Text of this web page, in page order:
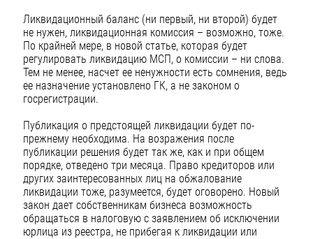
Ликвидационный баланс (ни первый, ни второй) будет
не нужен, ликвидационная комиссия – возможно, тоже.
По крайней мере, в новой статье, которая будет
регулировать ликвидацию МСП, о комиссии – ни слова.
Тем не менее, насчет ее ненужности есть сомнения, ведь
ее назначение установлено ГК, а не законом о
госрегистрации.
Публикация о предстоящей ликвидации будет по-
прежнему необходима. На возражения после
публикации решения будет так же, как и при общем
порядке, отведено три месяца. Право кредиторов или
других заинтересованных лиц на обжалование
ликвидации тоже, разумеется, будет оговорено. Новый
закон дает собственникам бизнеса возможность
обращаться в налоговую с заявлением об исключении
юрлица из реестра, не прибегая к ликвидации или